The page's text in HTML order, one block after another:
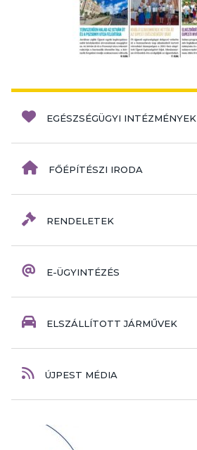
EGÉSZSÉGÜGYI INTÉZMÉNYEK
FŐÉPÍTÉSZI IRODA
RENDELETEK
E-ÜGYINTÉZÉS
ELSZÁLLÍTOTT JÁRMŰVEK
ÚJPEST MÉDIA